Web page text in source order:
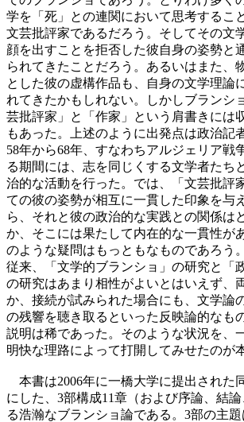
学を「死」との連関において思考するこ
文芸批評家であるだろう。そしてその文
顔を出すことを拒否した彼自身の姿勢と
られてきたことだろう。あるいはまた、
とした彼の虚構作品も、自身の文学理論
れてきたかもしれない。しかしブランシ
芸批評家」と「作家」という肩書きには
もあった。上述のように出発点は政治記
58年から68年、すなわちアルジェリア戦
る期間には、志を同じくする文学者たち
治的な活動を行った。では、「文芸批評
ての彼の姿勢が相互に一貫した印象を与
ら、それと彼の政治的な実践との関係は
か、そこには果たして内在的な一貫性が
のような疑問はもっともなものであろう
従来、「文学的ブランショ」の研究と「
の研究はあまり相性がよいとはいえず、
か、接続が試みられた場合にも、文学論
の残響を聴き取るといった反映論的なも
説明は稀であった。そのような状況を、
明快な理路によって打開してみせたのが
本書は2006年に一橋大学に提出された
にした、3部構成11章（および序論、結
る浩瀚なブランショ論である。3部の主